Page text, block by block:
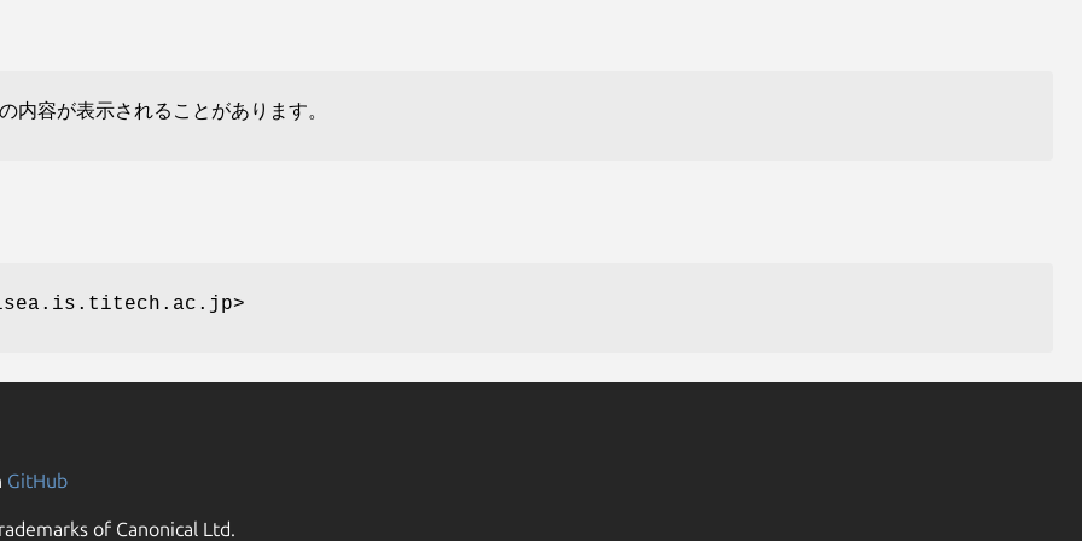
内容が表示されることがあります。
GitHub
of Canonical Ltd.